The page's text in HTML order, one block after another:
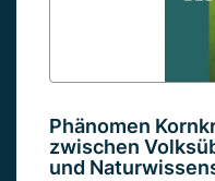
Phänomen
zwischen
und